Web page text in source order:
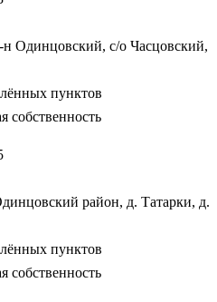
н Одинцовский, с/о Часцовский,
пунктов
собственность
район, д. Татарки, д.
пунктов
собственность